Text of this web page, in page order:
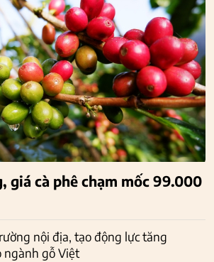
giá cà phê chạm mốc 99.000
nội địa, tạo động lực tăng
ngành gỗ Việt